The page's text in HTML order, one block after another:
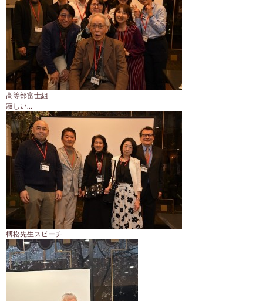
高等部富士組
寂しい…
榑松先生スピーチ